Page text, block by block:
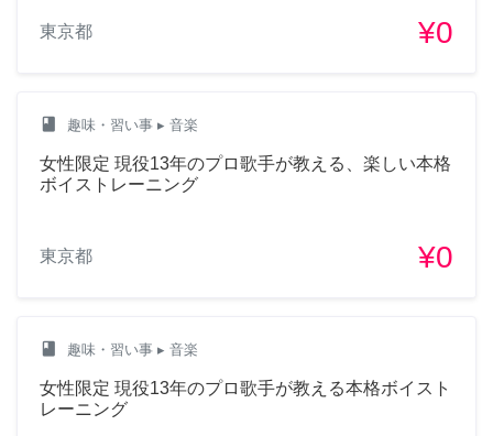
東京都 ¥0
class 趣味・習い事 ▸ 音楽
女性限定 現役13年のプロ歌手が教える、楽しい本格
ボイストレーニング
東京都 ¥0
class 趣味・習い事 ▸ 音楽
女性限定 現役13年のプロ歌手が教える本格ボイスト
レーニング